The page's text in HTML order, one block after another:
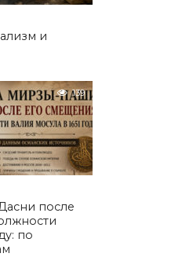
и
139
после
по